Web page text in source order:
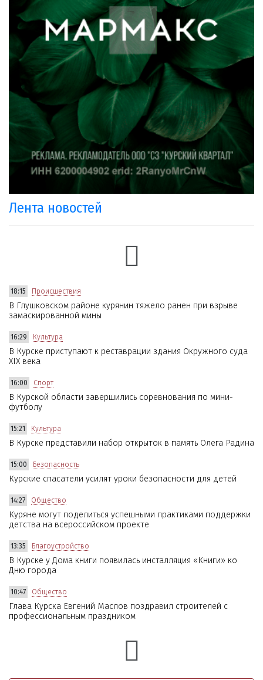
Лента новостей
18:15 Происшествия
В Глушковском районе курянин тяжело ранен при взрыве
замаскированной мины
16:29 Культура
В Курске приступают к реставрации здания Окружного суда
XIX века
16:00 Спорт
В Курской области завершились соревнования по мини-
футболу
15:21 Культура
В Курске представили набор открыток в память Олега Радина
15:00 Безопасность
Курские спасатели усилят уроки безопасности для детей
14:27 Общество
Куряне могут поделиться успешными практиками поддержки
детства на всероссийском проекте
13:35 Благоустройство
В Курске у Дома книги появилась инсталляция «Книги» ко
Дню города
10:47 Общество
Глава Курска Евгений Маслов поздравил строителей с
профессиональным праздником